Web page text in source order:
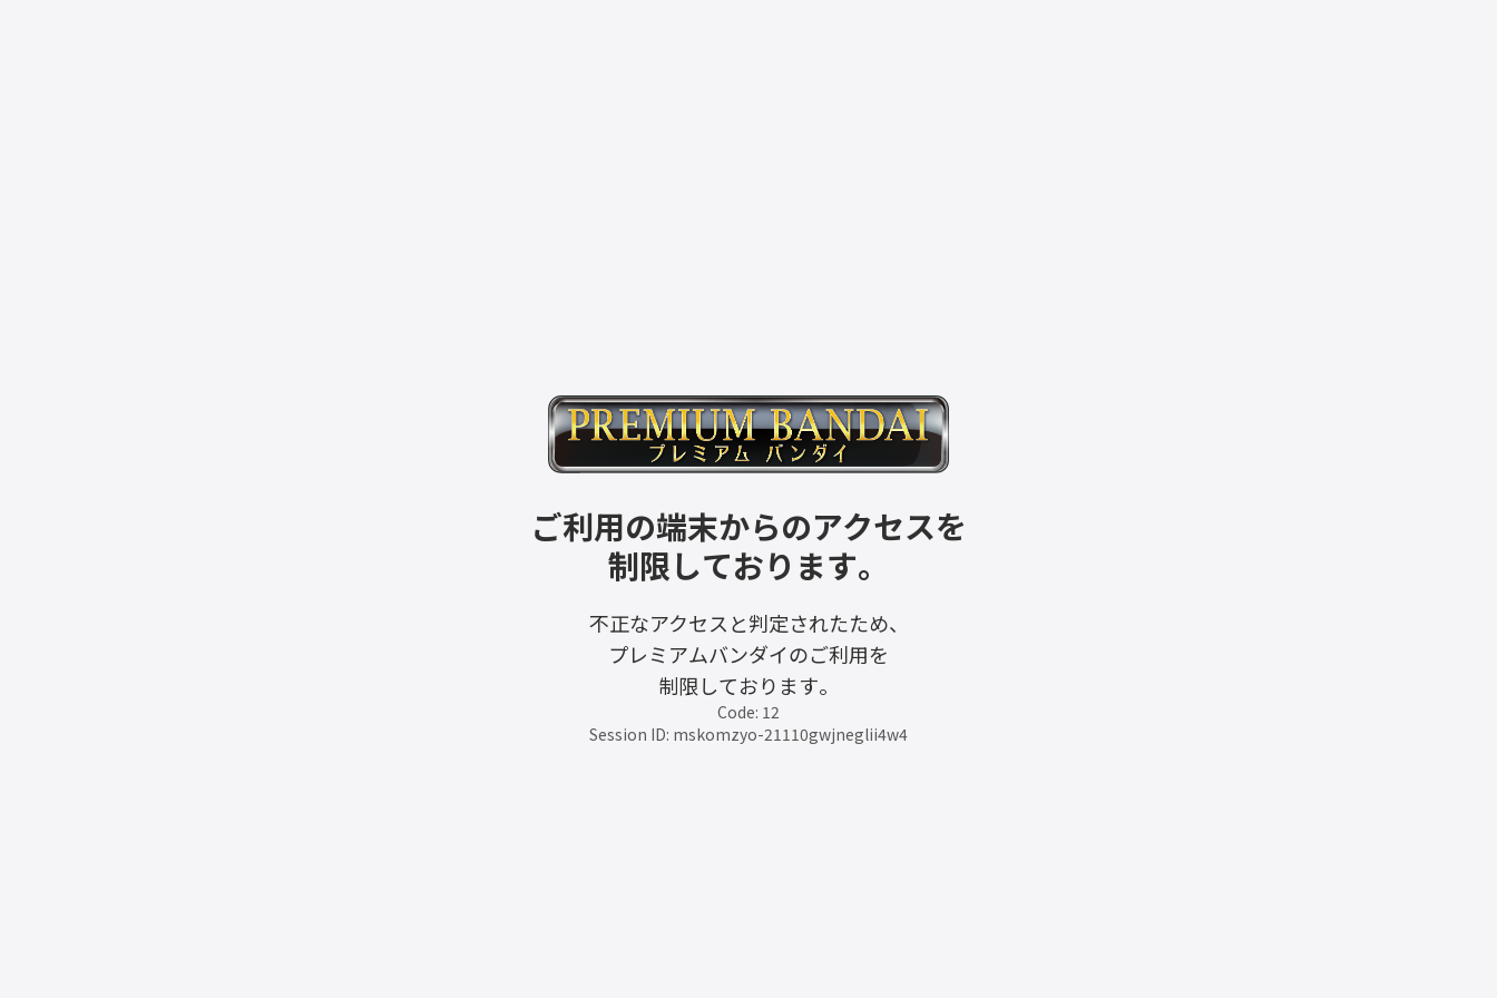
ご利用の端末からのアクセスを
制限しております。
不正なアクセスと判定されたため、
プレミアムバンダイのご利用を
制限しております。
Code: 12
Session ID: mskomzyo-21110gwjneglii4w4